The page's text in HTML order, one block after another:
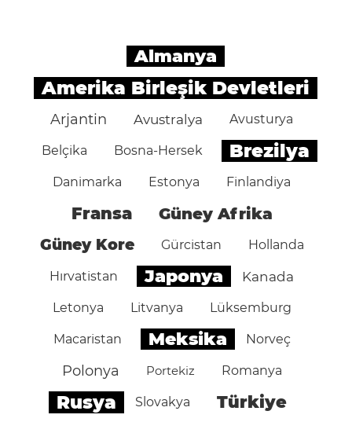
Almanya
Amerika Birleşik Devletleri
Arjantin Avustralya Avusturya
Belçika Bosna-Hersek Brezilya
Danimarka Estonya Finlandiya
Fransa Güney Afrika
Güney Kore Gürcistan Hollanda
Hırvatistan Japonya Kanada
Letonya Litvanya Lüksemburg
Macaristan Meksika Norveç
Polonya Portekiz Romanya
Rusya Slovakya Türkiye